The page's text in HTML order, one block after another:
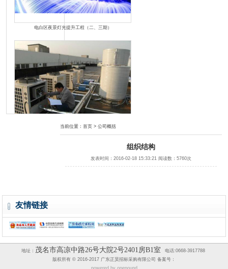
电白区夜景灯光提升工程（二、三期）
茂名市电白区人民法院档案数字化加工服务项目
当前位置：首页 > 公司概括
组织结构
发表时间：2016-02-18 15:33:21 阅读数：5760次
友情链接
地址： 茂名市高凉中路26号大院2号2401房B1室
电话:0668-3917788
版权所有 © 2016-2017 广东正昊招标采购有限公司 备案号：